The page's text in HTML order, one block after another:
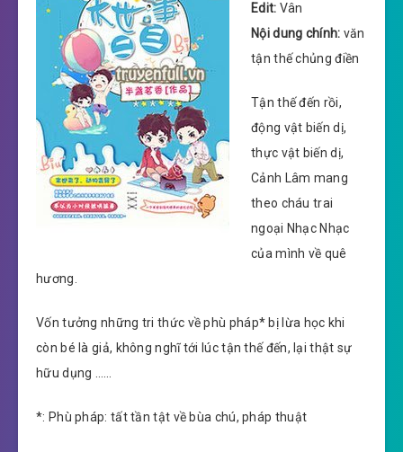
Edit: Vân
Nội dung chính: văn
tận thế chủng điền
Tận thế đến rồi,
động vật biến dị,
thực vật biến dị,
Cảnh Lâm mang
theo cháu trai
ngoại Nhạc Nhạc
của mình về quê
hương.
Vốn tưởng những tri thức về phù pháp* bị lừa học khi
còn bé là giả, không nghĩ tới lúc tận thế đến, lại thật sự
hữu dụng ……
*: Phù pháp: tất tần tật về bùa chú, pháp thuật